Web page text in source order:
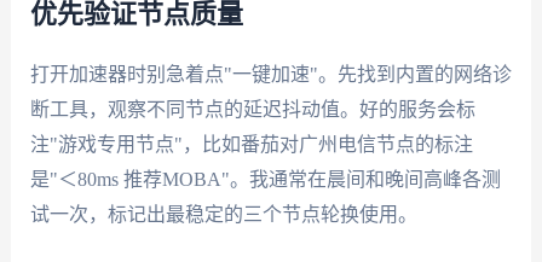
优先验证节点质量
打开加速器时别急着点"一键加速"。先找到内置的网络诊
断工具，观察不同节点的延迟抖动值。好的服务会标
注"游戏专用节点"，比如番茄对广州电信节点的标注
是"＜80ms 推荐MOBA"。我通常在晨间和晚间高峰各测
试一次，标记出最稳定的三个节点轮换使用。